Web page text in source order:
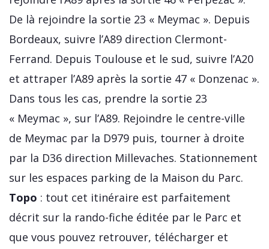
De là rejoindre la sortie 23 « Meymac ». Depuis
Bordeaux, suivre l’A89 direction Clermont-
Ferrand. Depuis Toulouse et le sud, suivre l’A20
et attraper l’A89 après la sortie 47 « Donzenac ».
Dans tous les cas, prendre la sortie 23
« Meymac », sur l’A89. Rejoindre le centre-ville
de Meymac par la D979 puis, tourner à droite
par la D36 direction Millevaches. Stationnement
sur les espaces parking de la Maison du Parc.
Topo : tout cet itinéraire est parfaitement
décrit sur la rando-fiche éditée par le Parc et
que vous pouvez retrouver, télécharger et